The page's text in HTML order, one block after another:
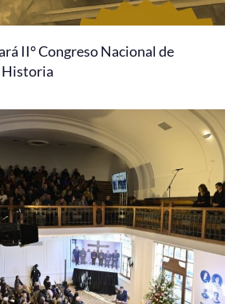
II° Congreso Nacional de
Historia